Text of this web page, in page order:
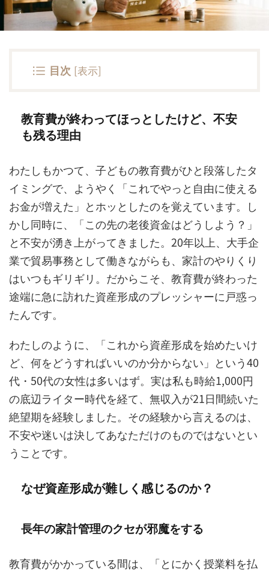
目次 [表示]
教育費が終わってほっとしたけど、不安
も残る理由
わたしもかつて、子どもの教育費がひと段落したタ
イミングで、ようやく「これでやっと自由に使える
お金が増えた」とホッとしたのを覚えています。し
かし同時に、「この先の老後資金はどうしよう？」
と不安が湧き上がってきました。20年以上、大手企
業で貿易事務として働きながらも、家計のやりくり
はいつもギリギリ。だからこそ、教育費が終わった
途端に急に訪れた資産形成のプレッシャーに戸惑っ
たんです。
わたしのように、「これから資産形成を始めたいけ
ど、何をどうすればいいのか分からない」という40
代・50代の女性は多いはず。実は私も時給1,000円
の底辺ライター時代を経て、無収入が21日間続いた
絶望期を経験しました。その経験から言えるのは、
不安や迷いは決してあなただけのものではないとい
うことです。
なぜ資産形成が難しく感じるのか？
長年の家計管理のクセが邪魔をする
教育費がかかっている間は、「とにかく授業料を払